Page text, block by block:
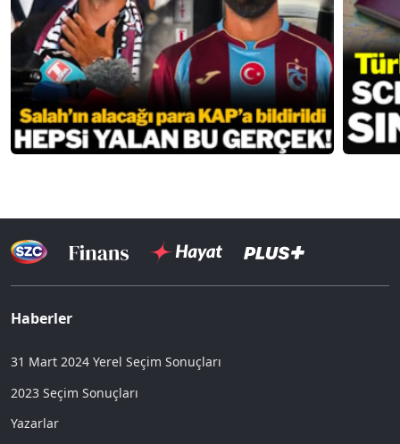
Haberler
31 Mart 2024 Yerel Seçim Sonuçları
2023 Seçim Sonuçları
Yazarlar